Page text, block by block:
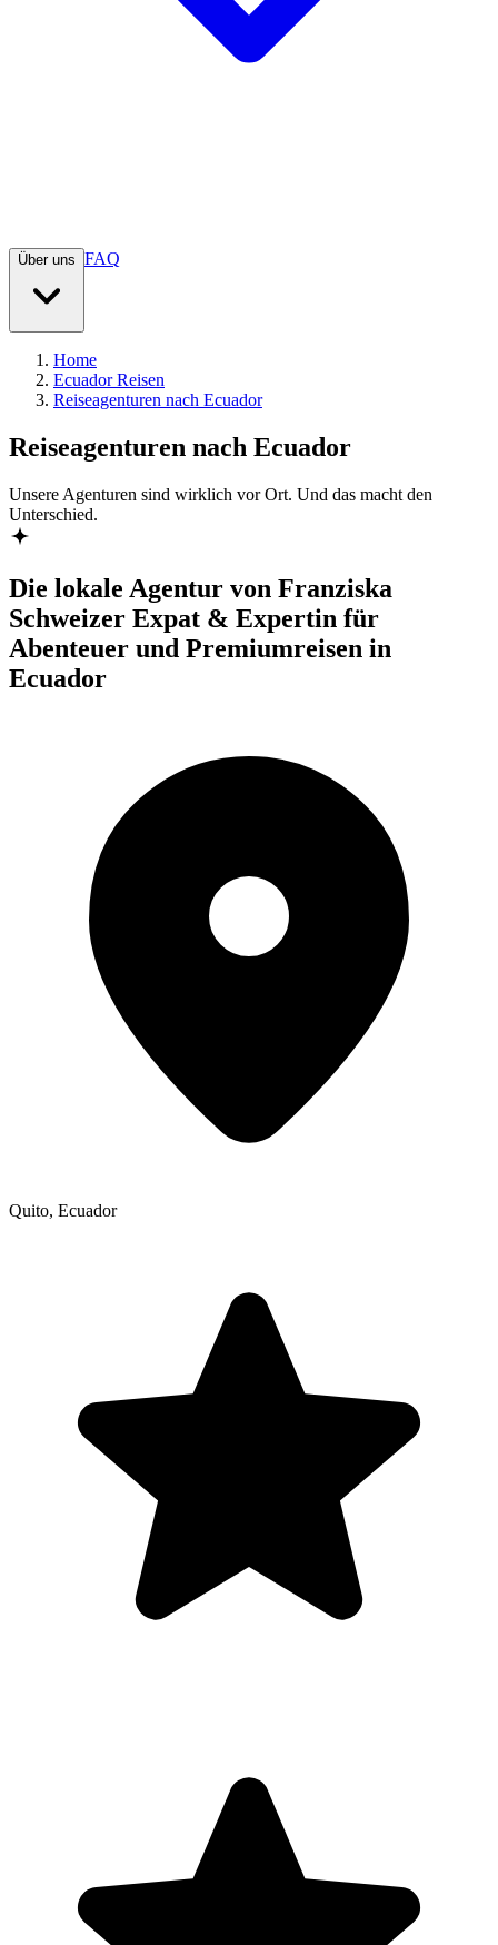
Über uns FAQ
Home
Ecuador Reisen
Reiseagenturen nach Ecuador
Reiseagenturen nach Ecuador
Unsere Agenturen sind wirklich vor Ort. Und das macht den
Unterschied.
Die lokale Agentur von Franziska
Schweizer Expat & Expertin für
Abenteuer und Premiumreisen in
Ecuador
Quito, Ecuador